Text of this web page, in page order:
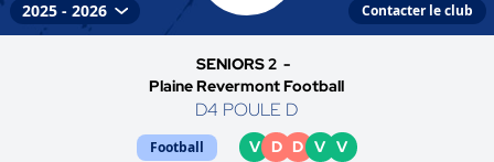
Contacter le club
SENIORS 2 -
Plaine Revermont Football
D4 POULE D
Football V D D V V